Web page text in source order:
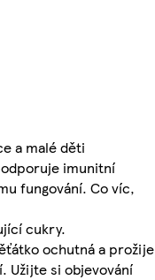
a malé děti
imunitní
fungování. Co víc,
cukry.
ochutná a prožije
Užijte si objevování